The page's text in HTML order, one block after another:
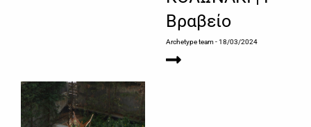
Βραβείο
Archetype team- 18/03/2024